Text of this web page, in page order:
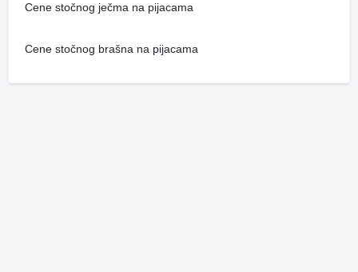
Cene stočnog ječma na pijacama
Cene stočnog brašna na pijacama